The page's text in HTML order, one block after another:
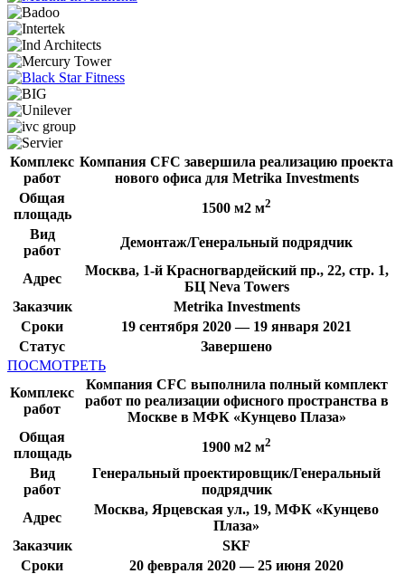
Комплекс
работ
Компания CFC завершила реализацию проекта
нового офиса для Metrika Investments
Общая
площадь
1500 м2 м2
Вид
работ
Демонтаж/Генеральный подрядчик
Адрес
Москва, 1-й Красногвардейский пр., 22, стр. 1,
БЦ Neva Towers
Заказчик
Metrika Investments
Сроки
19 сентября 2020 — 19 января 2021
Статус
Завершено
ПОСМОТРЕТЬ
Комплекс
работ
Компания CFC выполнила полный комплект
работ по реализации офисного пространства в
Москве в МФК «Кунцево Плаза»
Общая
площадь
1900 м2 м2
Вид
работ
Генеральный проектировщик/Генеральный
подрядчик
Адрес
Москва, Ярцевская ул., 19, МФК «Кунцево
Плаза»
Заказчик
SKF
Сроки
20 февраля 2020 — 25 июня 2020